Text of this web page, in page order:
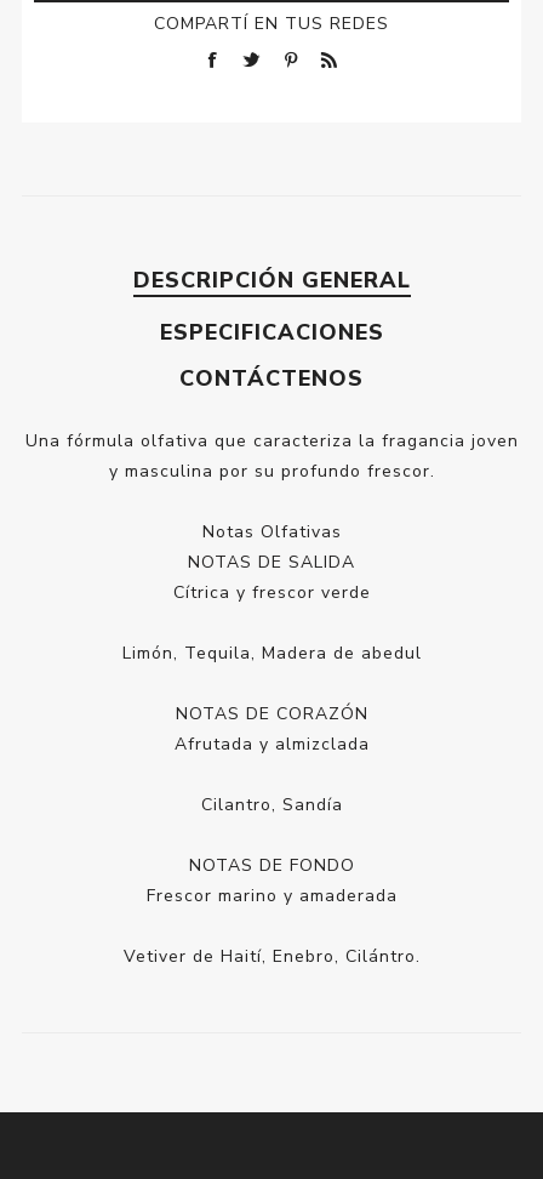
COMPARTÍ EN TUS REDES
DESCRIPCIÓN GENERAL
ESPECIFICACIONES
CONTÁCTENOS
Una fórmula olfativa que caracteriza la fragancia joven
y masculina por su profundo frescor.
Notas Olfativas
NOTAS DE SALIDA
Cítrica y frescor verde
Limón, Tequila, Madera de abedul
NOTAS DE CORAZÓN
Afrutada y almizclada
Cilantro, Sandía
NOTAS DE FONDO
Frescor marino y amaderada
Vetiver de Haití, Enebro, Cilántro.